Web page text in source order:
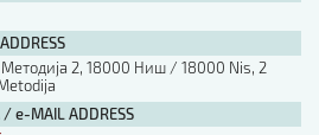
2, 18000 Ниш / 18000 Nis, 2
e-MAIL ADDRESS